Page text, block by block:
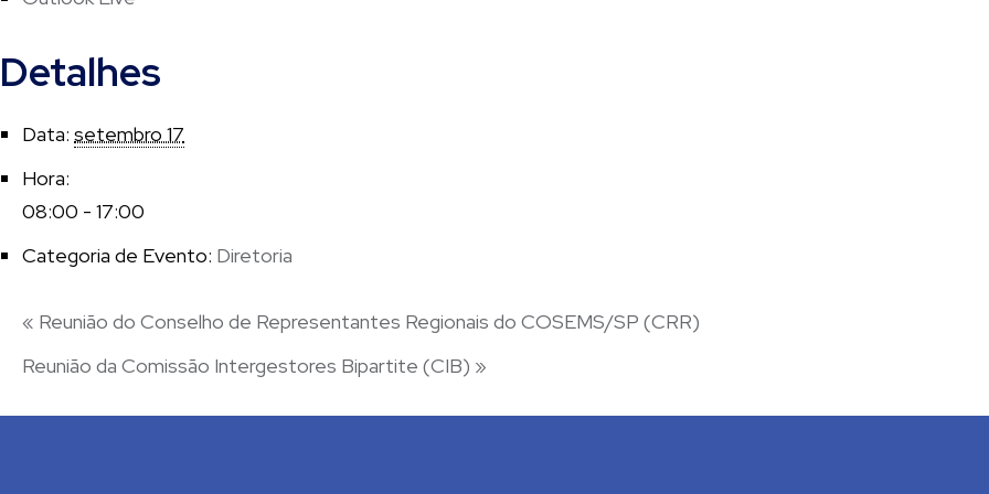
Detalhes
Data: setembro 17
Hora:
08:00 - 17:00
Categoria de Evento: Diretoria
« Reunião do Conselho de Representantes Regionais do COSEMS/SP (CRR)
Reunião da Comissão Intergestores Bipartite (CIB) »